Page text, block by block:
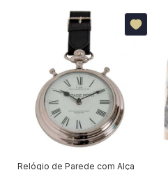
Relógio de Parede com Alça